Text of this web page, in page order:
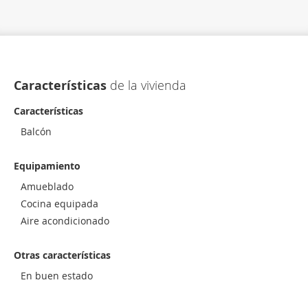
Características de la vivienda
Características
Balcón
Equipamiento
Amueblado
Cocina equipada
Aire acondicionado
Otras características
En buen estado